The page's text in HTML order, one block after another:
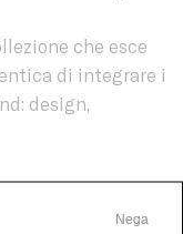
Nega
che esce
di integrare i
design,
con grande